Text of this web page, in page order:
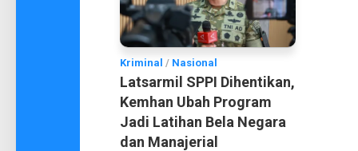
Kriminal / Nasional
Latsarmil SPPI Dihentikan,
Kemhan Ubah Program
Jadi Latihan Bela Negara
dan Manajerial